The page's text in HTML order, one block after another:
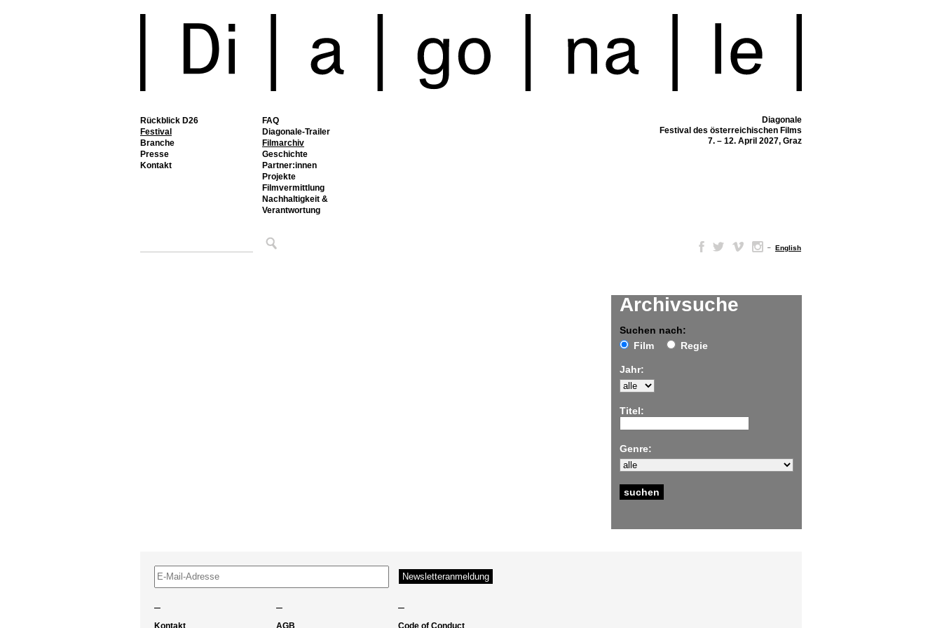
Rückblick D26
Festival
FAQ
Diagonale-Trailer
Filmarchiv
Geschichte
Partner:innen
Projekte
Filmvermittlung
Nachhaltigkeit &
Verantwortung
Branche
Presse
Kontakt
Diagonale
Festival des österreichischen Films
7. – 12. April 2027, Graz
– English
Archivsuche
Suchen nach:
Film
Regie
Jahr:
Titel:
Genre:
– – –
Kontakt AGB Code of Conduct